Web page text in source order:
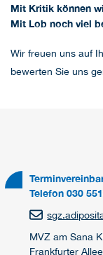
Mit Kritik können
Mit Lob noch viel
Wir freuen uns auf
bewerten Sie uns
Telefon 030
MVZ am Sana
Frankfurter